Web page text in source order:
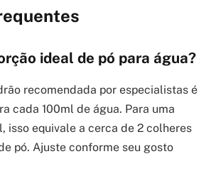
ideal de pó para água?
recomendada por especialistas é
cada 100ml de água. Para uma
isso equivale a cerca de 2 colheres
pó. Ajuste conforme seu gosto